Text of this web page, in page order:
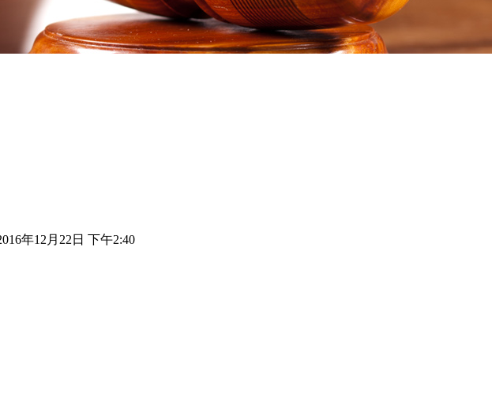
年12月22日 下午2:40